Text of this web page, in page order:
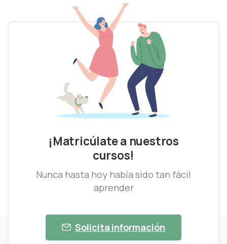
¡Matricúlate a nuestros
cursos!
Nunca hasta hoy había sido tan fácil
aprender
Solicita información